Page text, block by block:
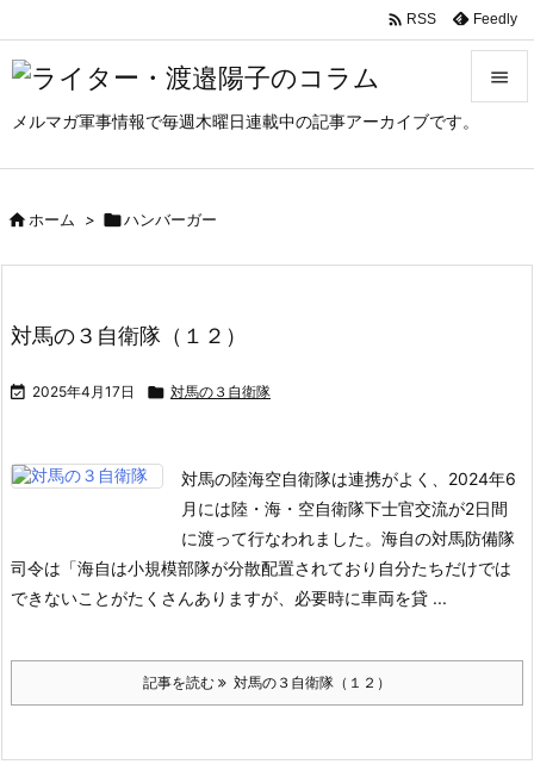
メルマガ軍事情報で毎週木曜日連載中の記事アーカイブです。

 RSS Feedly
ホーム > ハンバーガー
対馬の３自衛隊（１２）
 2025年4月17日  対馬の３自衛隊
対馬の陸海空自衛隊は連携がよく、2024年6
月には陸・海・空自衛隊下士官交流が2日間
に渡って行なわれました。海自の対馬防備隊
司令は「海自は小規模部隊が分散配置されており自分たちだけでは
できないことがたくさんありますが、必要時に車両を貸 ...
記事を読む 対馬の３自衛隊（１２）